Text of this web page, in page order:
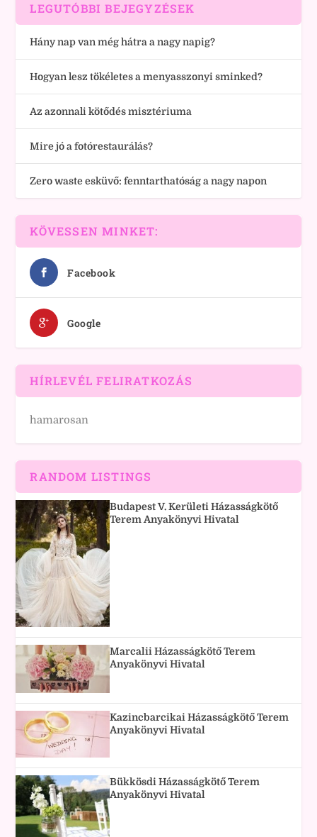
LEGUTÓBBI BEJEGYZÉSEK
Hány nap van még hátra a nagy napig?
Hogyan lesz tökéletes a menyasszonyi sminked?
Az azonnali kötődés misztériuma
Mire jó a fotórestaurálás?
Zero waste esküvő: fenntarthatóság a nagy napon
KÖVESSEN MINKET:
Facebook
Google
HÍRLEVÉL FELIRATKOZÁS
hamarosan
RANDOM LISTINGS
Budapest V. Kerületi Házasságkötő
Terem Anyakönyvi Hivatal
Marcalii Házasságkötő Terem
Anyakönyvi Hivatal
Kazincbarcikai Házasságkötő Terem
Anyakönyvi Hivatal
Bükkösdi Házasságkötő Terem
Anyakönyvi Hivatal